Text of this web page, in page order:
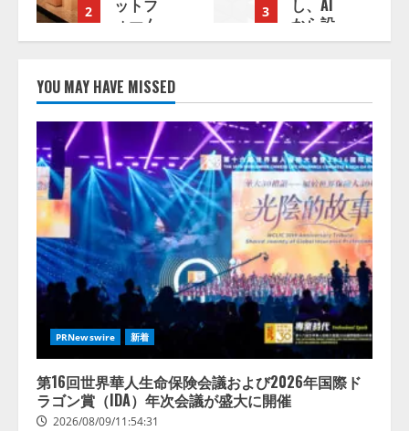
3
し、AI
から設
定操作
機能を
拡充
2026/08/07/13:53:50
4
用に関
する調
査】AI
る企業
は
26.8％。
AI導入
企業の
68.0％
が、自
社での
AI導
入・活
用は
「上手
くいっ
てい
る」と
回答
YOU MAY HAVE MISSED
PRNewswire 新着
第16回世界華人生命保険会議および2026年国際ド
ラゴン賞（IDA）年次会議が盛大に開催
2026/08/09/11:54:31